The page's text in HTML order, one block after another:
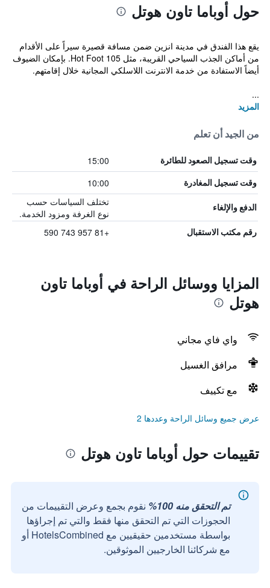
حول أوباما تاون هوتل
يقع هذا الفندق في مدينة انزين ضمن مسافة قصيرة سيراً على الأقدام
من أماكن الجذب السياحي القريبة، مثل Hot Foot 105. بإمكان الضيوف
أيضاً الاستفادة من خدمة الانترنت اللاسلكي المجانية خلال إقامتهم.
...
المزيد
من الجيد أن تعلم
وقت تسجيل الصعود للطائرة 15:00
وقت تسجيل المغادرة 10:00
الدفع والإلغاء
تختلف السياسات حسب
نوع الغرفة ومزود الخدمة.
رقم مكتب الاستقبال +81 957 743 590
المزايا ووسائل الراحة في أوباما تاون
هوتل
واي فاي مجاني
مرافق الغسيل
مع تكييف
عرض جميع وسائل الراحة وعددها 2
تقييمات حول أوباما تاون هوتل
تم التحقق منه 100%
نقوم بجمع وعرض التقييمات من
الحجوزات التي تم التحقق منها فقط والتي تم إجراؤها
بواسطة مستخدمين حقيقيين مع HotelsCombined أو
مع شركائنا الخارجيين الموثوقين.